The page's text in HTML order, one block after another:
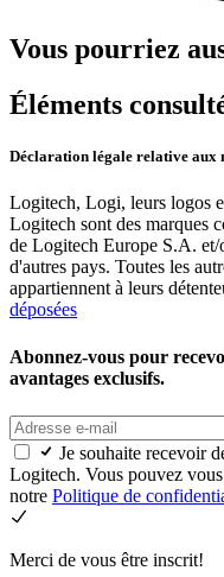
Vous pourriez
Éléments
Déclaration légale relative aux
Logitech, Logi, leurs logos
Logitech sont des marques
de Logitech Europe S.A. et/
d'autres pays. Toutes les
appartiennent à leurs
déposées
Abonnez-vous pour
avantages exclusifs.
Je souhaite recevoir
Logitech. Vous pouvez
notre Politique de
Merci de vous être inscrit!